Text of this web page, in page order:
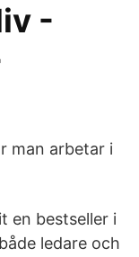
-
man arbetar i
en bestseller i
ledare och